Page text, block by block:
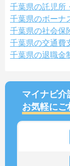
千葉県の託児所
千葉県のボーナ
千葉県の社会保
千葉県の交通費
千葉県の退職金
マイナビ介
お気軽にご